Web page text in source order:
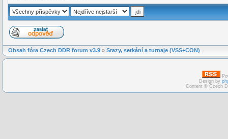
Obsah fóra Czech DDR forum v3.9 » Srazy, setkání a turnaje (VSS+CON)
Design by
Content © Czech